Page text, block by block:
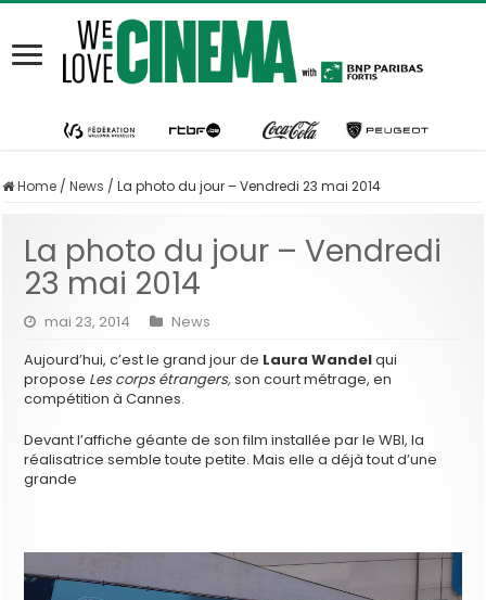
Home / News / La photo du jour – Vendredi 23 mai 2014
La photo du jour – Vendredi
23 mai 2014
mai 23, 2014
News
Aujourd’hui, c’est le grand jour de Laura Wandelqui
propose Les corps étrangers,son court métrage, en
compétition à Cannes.
Devant l’affiche géante de son film installée par le WBI, la
réalisatrice semble toute petite. Mais elle a déjà tout d’une
grande